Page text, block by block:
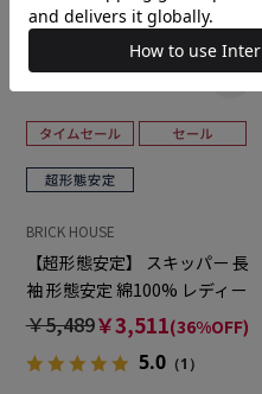
BRICK HOUSE
【超形態安定】 スキッパー 長
袖 形態安定 綿100% レディー
スシャツ
￥5,489￥3,511(36%OFF)
5.0（1）